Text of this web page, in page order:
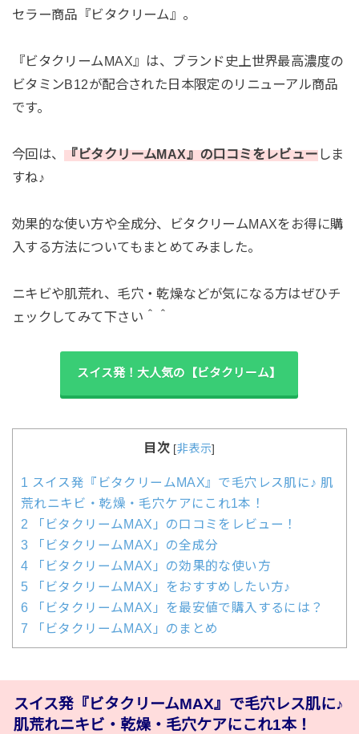
セラー商品『ビタクリーム』。
『ビタクリームMAX』は、ブランド史上世界最高濃度の
ビタミンB12が配合された日本限定のリニューアル商品
です。
今回は、『ビタクリームMAX』の口コミをレビューしま
すね♪
効果的な使い方や全成分、ビタクリームMAXをお得に購
入する方法についてもまとめてみました。
ニキビや肌荒れ、毛穴・乾燥などが気になる方はぜひチ
ェックしてみて下さい＾＾
スイス発！大人気の【ビタクリーム】
目次 [非表示]
1 スイス発『ビタクリームMAX』で毛穴レス肌に♪ 肌
荒れニキビ・乾燥・毛穴ケアにこれ1本！
2 「ビタクリームMAX」の口コミをレビュー！
3 「ビタクリームMAX」の全成分
4 「ビタクリームMAX」の効果的な使い方
5 「ビタクリームMAX」をおすすめしたい方♪
6 「ビタクリームMAX」を最安値で購入するには？
7 「ビタクリームMAX」のまとめ
スイス発『ビタクリームMAX』で毛穴レス肌に♪
肌荒れニキビ・乾燥・毛穴ケアにこれ1本！